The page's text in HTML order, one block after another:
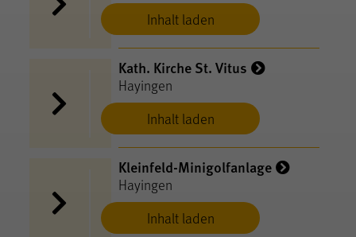
Inhalt laden
Inhalt laden
Kath. Kirche St. Vitus
Hayingen
Inhalt laden
Kleinfeld-Minigolfanlage
Hayingen